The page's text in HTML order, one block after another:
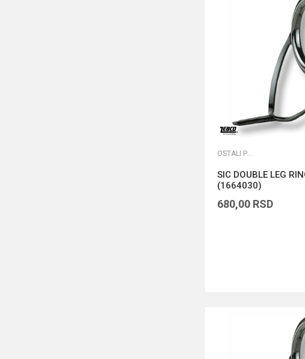
OSTALI PRIBOR
SIC DOUBLE LEG
(1664030)
680,00 RSD